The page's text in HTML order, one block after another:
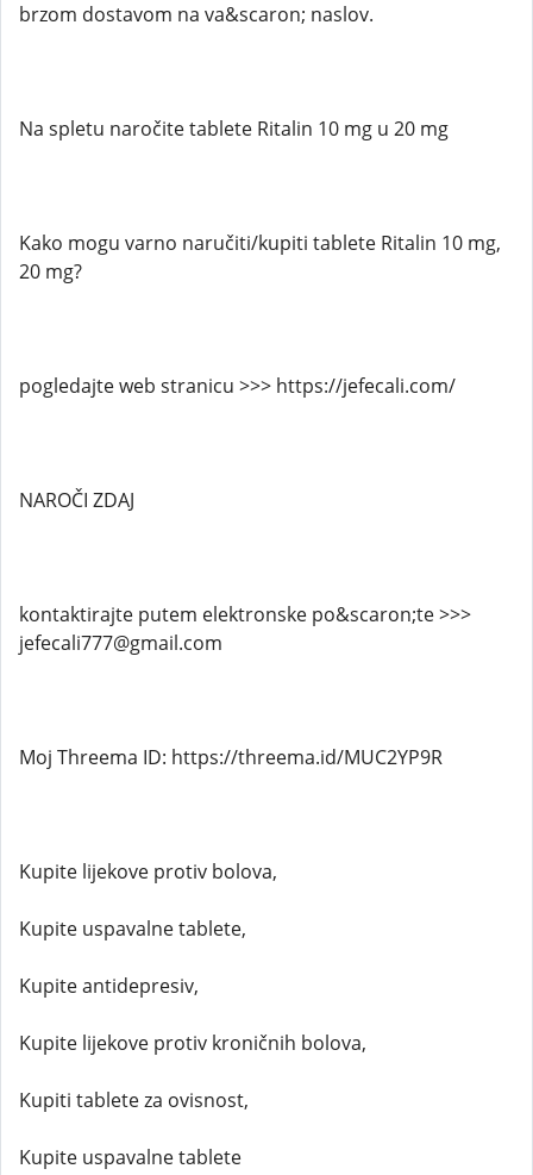
brzom dostavom na va&scaron; naslov.
Na spletu naročite tablete Ritalin 10 mg u 20 mg
Kako mogu varno naručiti/kupiti tablete Ritalin 10 mg,
20 mg?
pogledajte web stranicu >>> https://jefecali.com/
NAROČI ZDAJ
kontaktirajte putem elektronske po&scaron;te >>>
jefecali777@gmail.com
Moj Threema ID: https://threema.id/MUC2YP9R
Kupite lijekove protiv bolova,
Kupite uspavalne tablete,
Kupite antidepresiv,
Kupite lijekove protiv kroničnih bolova,
Kupiti tablete za ovisnost,
Kupite uspavalne tablete